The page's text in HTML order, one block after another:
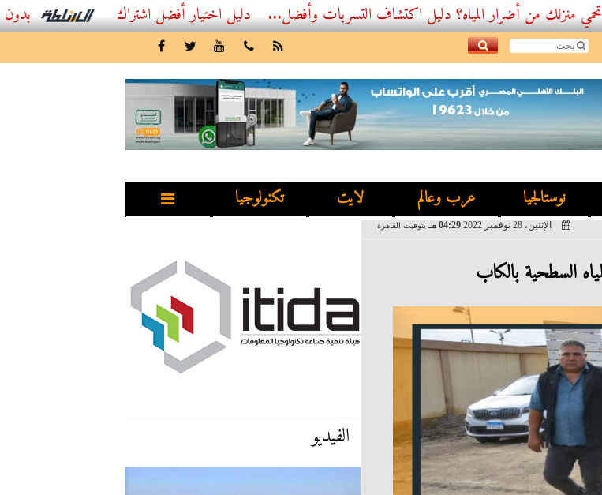
أفضل اشتراك IPTV بدون تقطيع 2026 – دليل المشاهد العصري المياه؟ دليل اكتشاف التسربات وأفضل...
نوستالجيا عرب وعالم لايت تكنولوجيا
الإثنين، 28 نوفمبر 2022 04:29 مـ بتوقيت القاهرة
السطحية بالكاب
الفيديو